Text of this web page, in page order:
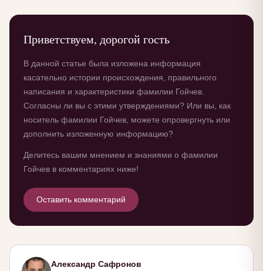
Приветствуем, дорогой гость
В данной статье была изложена информация
касательно истории происхождения, правильного
написания и характеристики фамилии Гойчев.
Согласны ли вы с этими утверждениями? Или вы, как
носитель фамилии Гойчев, можете опровергнуть или
дополнить изложенную информацию?
Делитесь вашим мнением и знаниями о фамилии
Гойчев в комментариях ниже!
Оставить комментарий
Александр Сафронов